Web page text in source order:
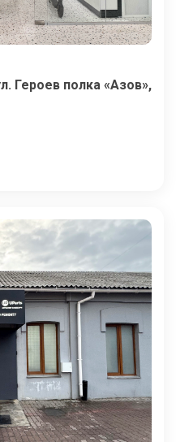
Героев полка «Азов»,